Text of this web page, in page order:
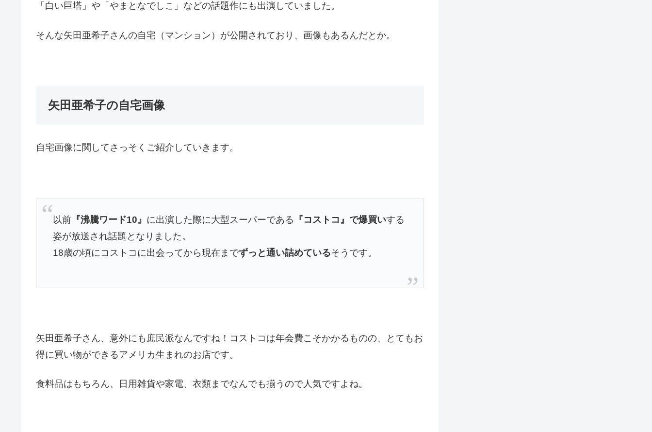
「白い巨塔」や「やまとなでしこ」などの話題作にも出演していました。
そんな矢田亜希子さんの自宅（マンション）が公開されており、画像もあるんだとか。
矢田亜希子の自宅画像
自宅画像に関してさっそくご紹介していきます。
以前 『沸騰ワード10』 に出演した際に大型スーパーである 『コストコ』で爆買いする
姿が放送され話題となりました。
18歳の頃にコストコに出会ってから現在までずっと通い詰めているそうです。
矢田亜希子さん、意外にも庶民派なんですね！ コストコは年会費こそかかるものの、とてもお
得に買い物ができるアメリカ生まれのお店です。
食料品はもちろん、日用雑貨や家電、衣類までなんでも揃うので人気ですよね。